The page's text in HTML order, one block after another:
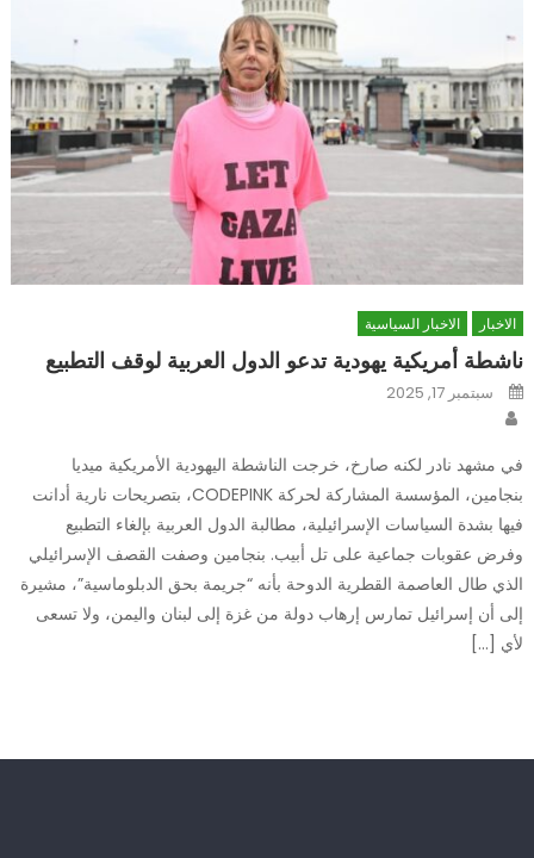
الاخبار الاخبار السياسية
ناشطة أمريكية يهودية تدعو الدول العربية لوقف التطبيع
Posted
onسبتمبر 17, 2025
في مشهد نادر لكنه صارخ، خرجت الناشطة اليهودية الأمريكية ميديا
بنجامين، المؤسسة المشاركة لحركة CODEPINK، بتصريحات نارية أدانت
فيها بشدة السياسات الإسرائيلية، مطالبة الدول العربية بإلغاء التطبيع
وفرض عقوبات جماعية على تل أبيب. بنجامين وصفت القصف الإسرائيلي
الذي طال العاصمة القطرية الدوحة بأنه “جريمة بحق الدبلوماسية”، مشيرة
إلى أن إسرائيل تمارس إرهاب دولة من غزة إلى لبنان واليمن، ولا تسعى
لأي […]